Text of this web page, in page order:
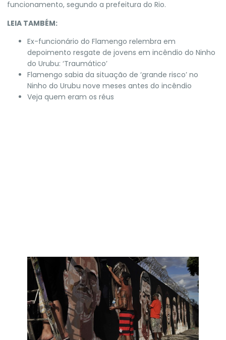
funcionamento, segundo a prefeitura do Rio.
LEIA TAMBÉM:
Ex-funcionário do Flamengo relembra em
depoimento resgate de jovens em incêndio do Ninho
do Urubu: ‘Traumático’
Flamengo sabia da situação de ‘grande risco’ no
Ninho do Urubu nove meses antes do incêndio
Veja quem eram os réus